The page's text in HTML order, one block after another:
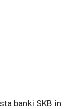
banki SKB in